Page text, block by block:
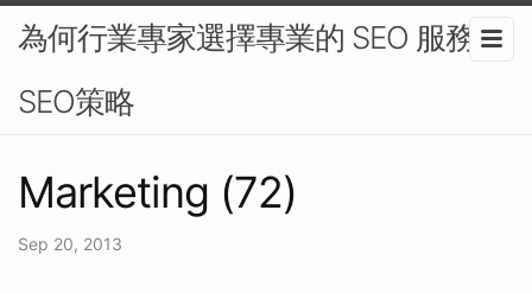
為何行業專家選擇專業的 SEO 服務 -
SEO策略
Marketing (72)
Sep 20, 2013